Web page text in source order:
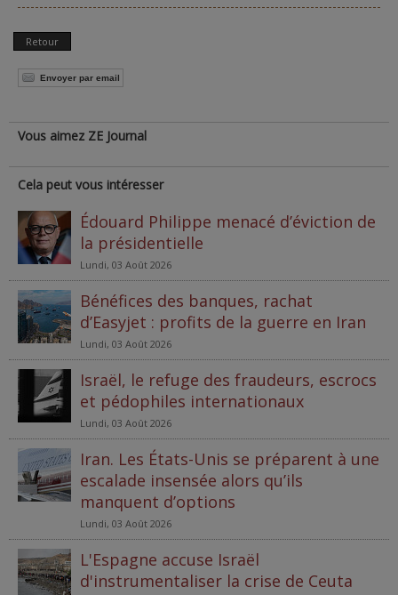
Retour
Envoyer par email
Vous aimez ZE Journal
Cela peut vous intéresser
Édouard Philippe menacé d’éviction de
la présidentielle
Lundi, 03 Août 2026
Bénéfices des banques, rachat
d’Easyjet : profits de la guerre en Iran
Lundi, 03 Août 2026
Israël, le refuge des fraudeurs, escrocs
et pédophiles internationaux
Lundi, 03 Août 2026
Iran. Les États-Unis se préparent à une
escalade insensée alors qu’ils
manquent d’options
Lundi, 03 Août 2026
L'Espagne accuse Israël
d'instrumentaliser la crise de Ceuta